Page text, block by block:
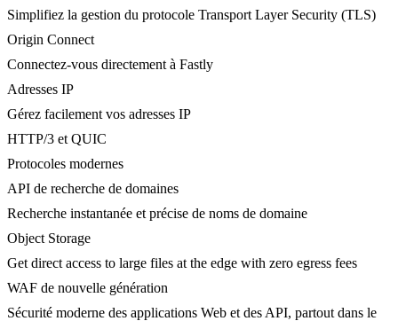
Simplifiez la gestion du protocole Transport Layer Security (TLS)
Origin Connect
Connectez-vous directement à Fastly
Adresses IP
Gérez facilement vos adresses IP
HTTP/3 et QUIC
Protocoles modernes
API de recherche de domaines
Recherche instantanée et précise de noms de domaine
Object Storage
Get direct access to large files at the edge with zero egress fees
WAF de nouvelle génération
Sécurité moderne des applications Web et des API, partout dans le